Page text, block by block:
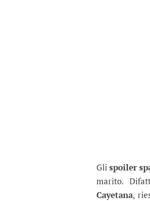
Glispoiler
marito.
Cayetana,